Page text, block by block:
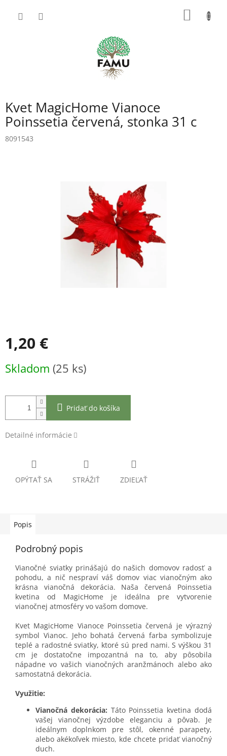
Kvet MagicHome Vianoce
Poinssetia červená, stonka 31 c
8091543
1,20 €
cena:
Skladom (25 ks)
Pridať do košíka
Detailné informácie
OPÝTAŤ SA STRÁŽIŤ ZDIEĽAŤ
Popis
Podrobný popis
Vianočné sviatky prinášajú do našich domovov radosť a
pohodu, a nič nespraví váš domov viac vianočným ako
krásna vianočná dekorácia. Naša červená Poinssetia
kvetina od MagicHome je ideálna pre vytvorenie
vianočnej atmosféry vo vašom domove.
Kvet MagicHome Vianoce Poinssetia červená je výrazný
symbol Vianoc. Jeho bohatá červená farba symbolizuje
teplé a radostné sviatky, ktoré sú pred nami. S výškou 31
cm je dostatočne impozantná na to, aby pôsobila
nápadne vo vašich vianočných aranžmánoch alebo ako
samostatná dekorácia.
Využitie:
Vianočná dekorácia: Táto Poinssetia kvetina dodá
vašej vianočnej výzdobe eleganciu a pôvab. Je
ideálnym doplnkom pre stôl, okenné parapety,
alebo akékoľvek miesto, kde chcete pridať vianočný
duch.